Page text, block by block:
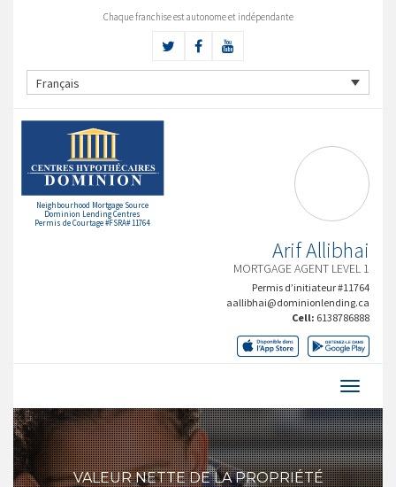
Chaque franchise est autonome et indépendante
Français
Neighbourhood Mortgage Source
Dominion Lending Centres
Permis de Courtage #FSRA# 11764
Arif Allibhai
MORTGAGE AGENT LEVEL 1
Permis d’initiateur #11764
aallibhai@dominionlending.ca
Cell: 6138786888
VALEUR NETTE DE LA PROPRIÉTÉ